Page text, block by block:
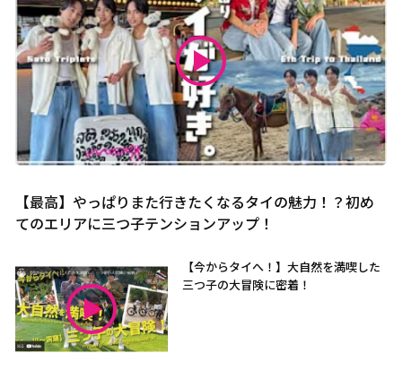
【最高】やっぱりまた行きたくなるタイの魅力！？初め
てのエリアに三つ子テンションアップ！
【今からタイへ！】大自然を満喫した
三つ子の大冒険に密着！